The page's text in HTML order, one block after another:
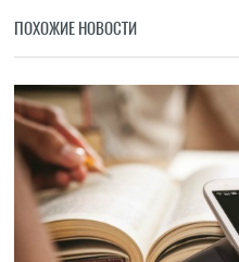
ПОХОЖИЕ НОВОСТИ